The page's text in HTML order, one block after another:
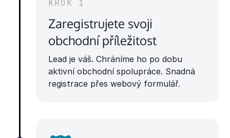
KROK 1
Zaregistrujete svoji
obchodní příležitost
Lead je váš. Chráníme ho po dobu
aktivní obchodní spolupráce. Snadná
registrace přes webový formulář.